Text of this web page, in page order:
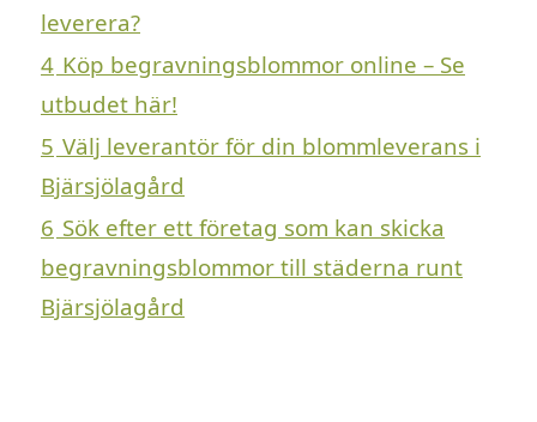
leverera?
4 Köp begravningsblommor online – Se
utbudet här!
5 Välj leverantör för din blommleverans i
Bjärsjölagård
6 Sök efter ett företag som kan skicka
begravningsblommor till städerna runt
Bjärsjölagård